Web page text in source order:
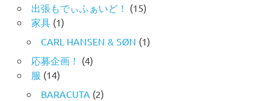
出張もでぃふぁいど！ (15)
家具(1)
CARL HANSEN & SØN (1)
応募企画！ (4)
服 (14)
BARACUTA (2)